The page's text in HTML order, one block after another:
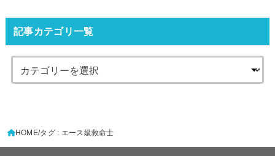
記事カテゴリ一覧
HOME タグ : エース級救命士